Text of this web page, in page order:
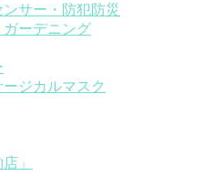
サー・防犯防災
ガーデニング
ジカルマスク
」